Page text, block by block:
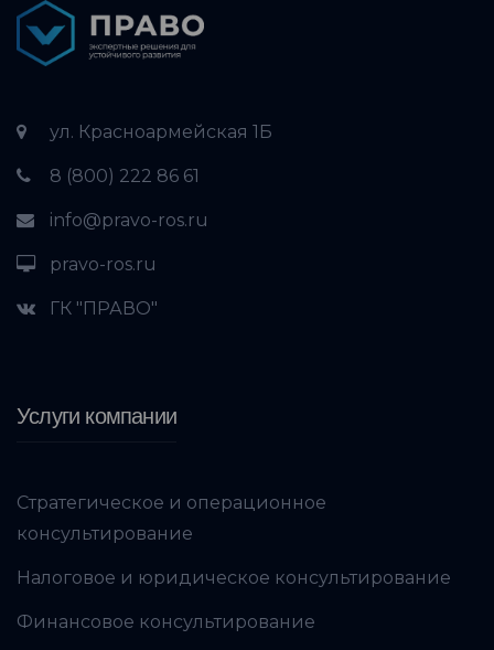
ул. Красноармейская 1Б
8 (800) 222 86 61
info@pravo-ros.ru
pravo-ros.ru
ГК "ПРАВО"
Услуги компании
Стратегическое и операционное
консультирование
Налоговое и юридическое консультирование
Финансовое консультирование